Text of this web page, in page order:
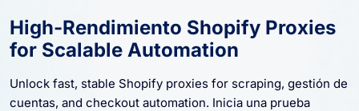
High-Rendimiento Shopify Proxies
for Scalable Automation
Unlock fast, stable Shopify proxies for scraping, gestión de
cuentas, and checkout automation. Inicia una prueba